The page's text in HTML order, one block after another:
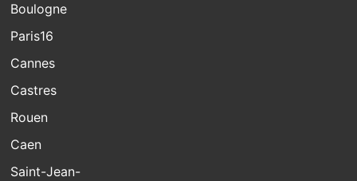
Boulogne
Paris16
Cannes
Castres
Rouen
Caen
Saint-Jean-